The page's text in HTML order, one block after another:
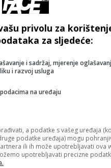
dvoru, kao i izgradnja
transverzali, od Istikal
longitudinalom na Aneksu.
od kružnog toka u
Kralja Fahda.
Ložioničke ulice do Šeste
i njeno spajanje sa
Šeste transverzale, koja će se
do Buća Potoka.
privolu za
za sljedeće:
i sadržaj, mjerenje
i razvoj usluga
na uređaju
a podatke s vašeg uređaja
podatke uređaja) mogu
ili ih može upotrebljavati ova
upotrebljavati precizne